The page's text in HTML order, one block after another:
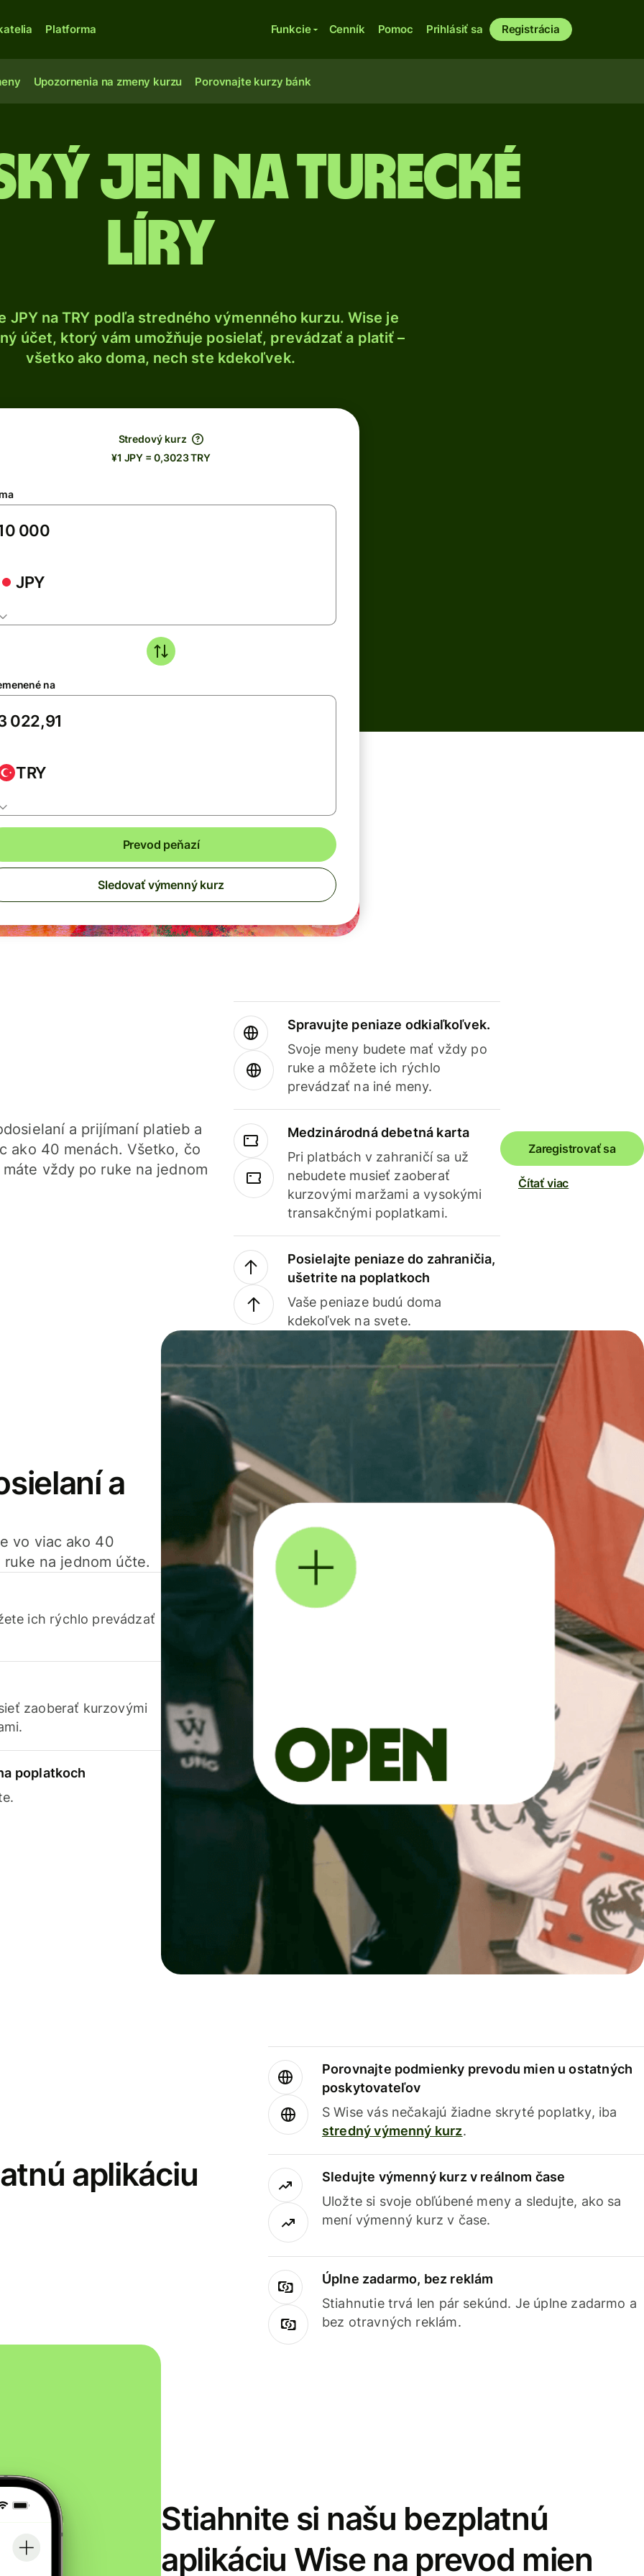
Platforma Funkcie Cenník Pomoc Prihlásiť sa Registrácia
Upozornenia na zmeny kurzu Porovnajte kurzy bánk
jen na turecké
líry
JPY na TRY podľa stredného výmenného kurzu. Wise je
účet, ktorý vám umožňuje posielať, prevádzať a platiť –
všetko ako doma, nech ste kdekoľvek.
Stredový kurz
¥1 JPY = 0,3023 TRY
JPY
na
TRY
Prevod peňazí
Sledovať výmenný kurz
a prijímaní platieb a
ako 40 menách. Všetko, čo
vždy po ruke na jednom
Spravujte peniaze odkiaľkoľvek.
Svoje meny budete mať vždy po
ruke a môžete ich rýchlo
prevádzať na iné meny.
Medzinárodná debetná karta
Pri platbách v zahraničí sa už
nebudete musieť zaoberať
kurzovými maržami a vysokými
transakčnými poplatkami.
Posielajte peniaze do zahraničia,
ušetrite na poplatkoch
Vaše peniaze budú doma
kdekoľvek na svete.
Zaregistrovať sa
Čítať viac
a
vo viac ako 40
na jednom účte.
ich rýchlo prevádzať
zaoberať kurzovými
poplatkoch
aplikáciu
Porovnajte podmienky prevodu mien u ostatných
poskytovateľov
S Wise vás nečakajú žiadne skryté poplatky, iba
stredný výmenný kurz.
Sledujte výmenný kurz v reálnom čase
Uložte si svoje obľúbené meny a sledujte, ako sa
mení výmenný kurz v čase.
Úplne zadarmo, bez reklám
Stiahnutie trvá len pár sekúnd. Je úplne zadarmo a
bez otravných reklám.
Stiahnite si našu bezplatnú
aplikáciu Wise na prevod mien